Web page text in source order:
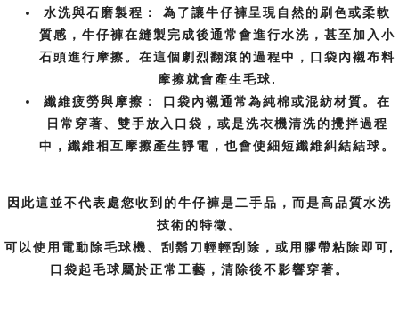
水洗與石磨製程：
為了讓牛仔褲呈現自然的刷色或柔軟
質感，牛仔褲在縫製完成後通常會進行水洗，甚至加入小
石頭進行摩擦。在這個劇烈翻滾的過程中，口袋內襯布料
摩擦就會產生毛球.
纖維疲勞與摩擦：
口袋內襯通常為純棉或混紡材質。在
日常穿著、雙手放入口袋，或是洗衣機清洗的攪拌過程
中，纖維相互摩擦產生靜電，也會使細短纖維糾結結球。
因此這並不代表處您收到的牛仔褲是二手品，而是高品質水洗
技術的特徵。
可以使用電動除毛球機、刮鬍刀輕輕刮除，或用膠帶粘除即可,
口袋起毛球屬於正常工藝，清除後不影響穿著。